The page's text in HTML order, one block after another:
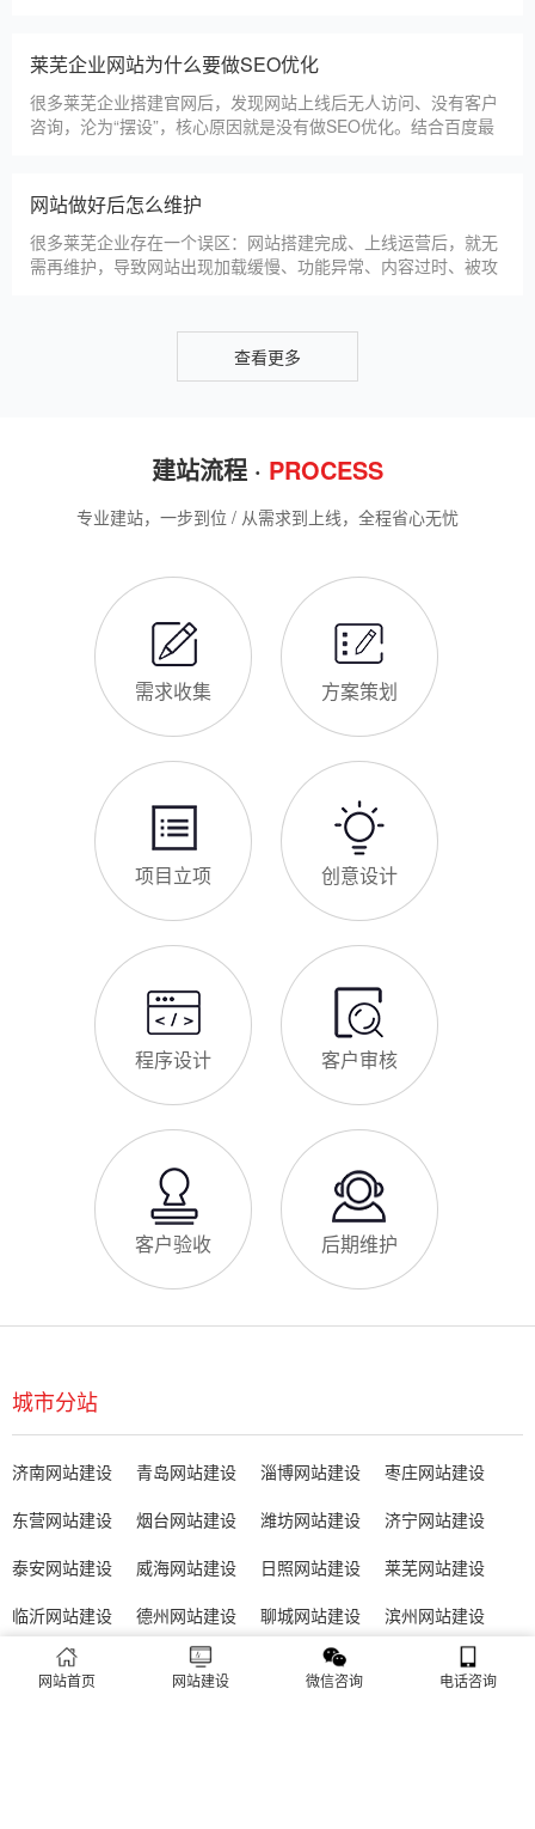
细解读SSL证书的核心作用，帮助企业避开误区、正确使用。首
先，SSL证书最核心的
莱芜企业网站为什么要做SEO优化
很多莱芜企业搭建官网后，发现网站上线后无人访问、没有客户
咨询，沦为“摆设”，核心原因就是没有做SEO优化。结合百度最
合理的优化，让网站获得更多本地精准流量，实现被动获客，提
升线上竞争力。首先，S
网站做好后怎么维护
很多莱芜企业存在一个误区：网站搭建完成、上线运营后，就无
需再维护，导致网站出现加载缓慢、功能异常、内容过时、被攻
是契合百度优化算法的关键，结合我们的建站套餐（所有套餐均
查看更多
建站流程 · PROCESS
专业建站，一步到位 / 从需求到上线，全程省心无忧
需求收集 方案策划
项目立项 创意设计
程序设计 客户审核
客户验收 后期维护
城市分站
济南网站建设 青岛网站建设 淄博网站建设
枣庄网站建设
东营网站建设
烟台网站建设 潍坊网站建设
济宁网站建设
泰安网站建设
威海网站建设 日照网站建设
莱芜网站建设
临沂网站建设
德州网站建设 聊城网站建设
滨州网站建设
菏泽网站建设
网站首页 网站建设 微信咨询 电话咨询